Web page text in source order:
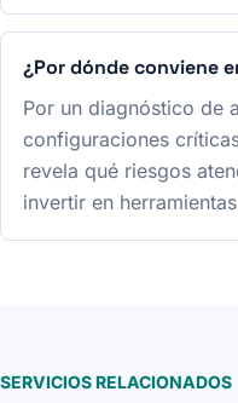
¿Por dónde conviene
Por un diagnóstico de
configuraciones
revela qué riesgos
invertir en
SERVICIOS RELACIONADOS